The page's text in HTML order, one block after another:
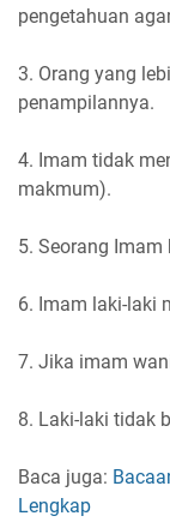
pengetahuan
3. Orang yang
penampilannya.
4. Imam tidak
makmum).
5. Seorang
6. Imam laki-laki
7. Jika imam
8. Laki-laki tidak
Baca juga:
Lengkap